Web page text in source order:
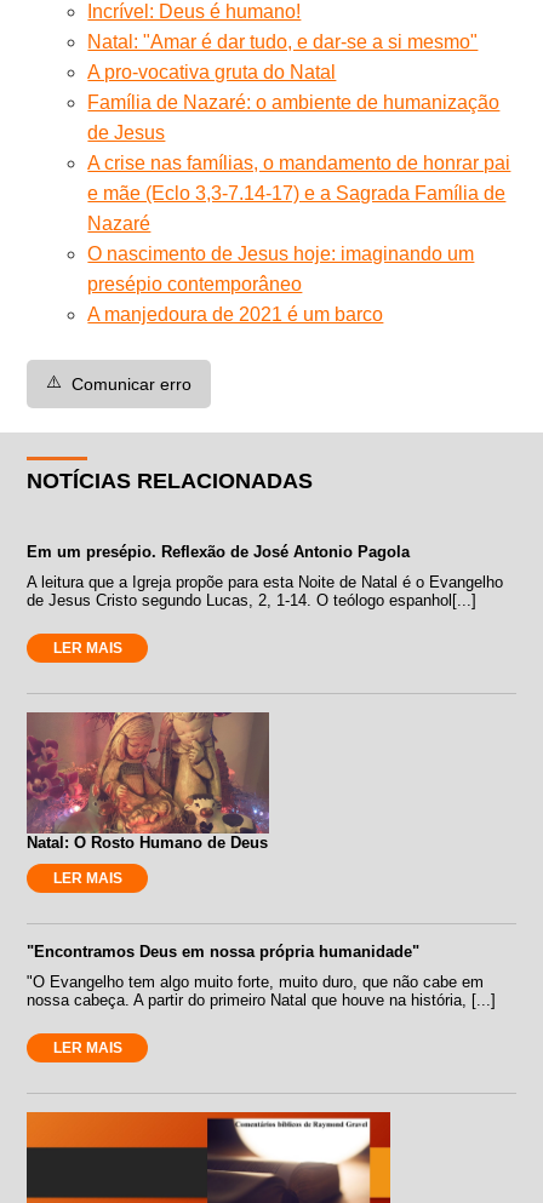
Incrível: Deus é humano!
Natal: "Amar é dar tudo, e dar-se a si mesmo"
A pro-vocativa gruta do Natal
Família de Nazaré: o ambiente de humanização
de Jesus
A crise nas famílias, o mandamento de honrar pai
e mãe (Eclo 3,3-7.14-17) e a Sagrada Família de
Nazaré
O nascimento de Jesus hoje: imaginando um
presépio contemporâneo
A manjedoura de 2021 é um barco
⚠️ Comunicar erro
NOTÍCIAS RELACIONADAS
Em um presépio. Reflexão de José Antonio Pagola
A leitura que a Igreja propõe para esta Noite de Natal é o Evangelho
de Jesus Cristo segundo Lucas, 2, 1-14. O teólogo espanhol[...]
LER MAIS
Natal: O Rosto Humano de Deus
LER MAIS
"Encontramos Deus em nossa própria humanidade"
"O Evangelho tem algo muito forte, muito duro, que não cabe em
nossa cabeça. A partir do primeiro Natal que houve na história, [...]
LER MAIS